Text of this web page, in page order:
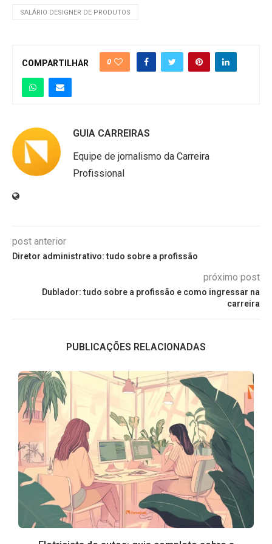
estratégica para as organizações.
valores podem variar significativamente
oportunidades de crescimento na carreira.
SALÁRIO DESIGNER DE PRODUTOS
COMPARTILHAR 0
GUIA CARREIRAS
Equipe de jornalismo da Carreira
Profissional
post anterior
Diretor administrativo: tudo sobre a profissão
próximo post
Dublador: tudo sobre a profissão e como ingressar na
carreira
PUBLICAÇÕES RELACIONADAS